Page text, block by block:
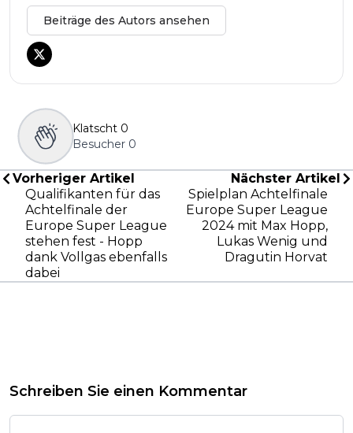
Beiträge des Autors ansehen
Klatscht 0
Besucher 0
Vorheriger Artikel
Qualifikanten für das
Achtelfinale der
Europe Super League
stehen fest - Hopp
dank Vollgas ebenfalls
dabei
Nächster Artikel
Spielplan Achtelfinale
Europe Super League
2024 mit Max Hopp,
Lukas Wenig und
Dragutin Horvat
Schreiben Sie einen Kommentar